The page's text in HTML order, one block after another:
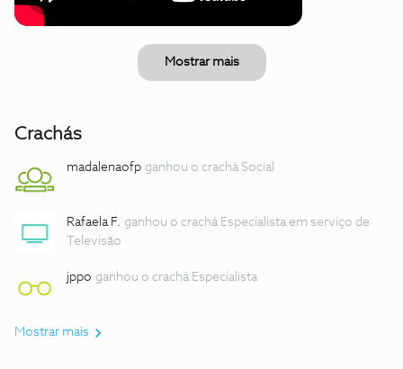
Mostrar mais
Crachás
madalenaofp ganhou o crachá Social
Rafaela F. ganhou o crachá Especialista em serviço de
Televisão
jppo ganhou o crachá Especialista
Mostrar mais